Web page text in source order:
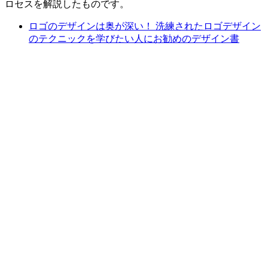
ロセスを解説したものです。
ロゴのデザインは奥が深い！ 洗練されたロゴデザイン
のテクニックを学びたい人にお勧めのデザイン書